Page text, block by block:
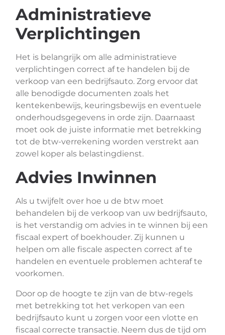
Administratieve
Verplichtingen
Het is belangrijk om alle administratieve
verplichtingen correct af te handelen bij de
verkoop van een bedrijfsauto. Zorg ervoor dat
alle benodigde documenten zoals het
kentekenbewijs, keuringsbewijs en eventuele
onderhoudsgegevens in orde zijn. Daarnaast
moet ook de juiste informatie met betrekking
tot de btw-verrekening worden verstrekt aan
zowel koper als belastingdienst.
Advies Inwinnen
Als u twijfelt over hoe u de btw moet
behandelen bij de verkoop van uw bedrijfsauto,
is het verstandig om advies in te winnen bij een
fiscaal expert of boekhouder. Zij kunnen u
helpen om alle fiscale aspecten correct af te
handelen en eventuele problemen achteraf te
voorkomen.
Door op de hoogte te zijn van de btw-regels
met betrekking tot het verkopen van een
bedrijfsauto kunt u zorgen voor een vlotte en
fiscaal correcte transactie. Neem dus de tijd om